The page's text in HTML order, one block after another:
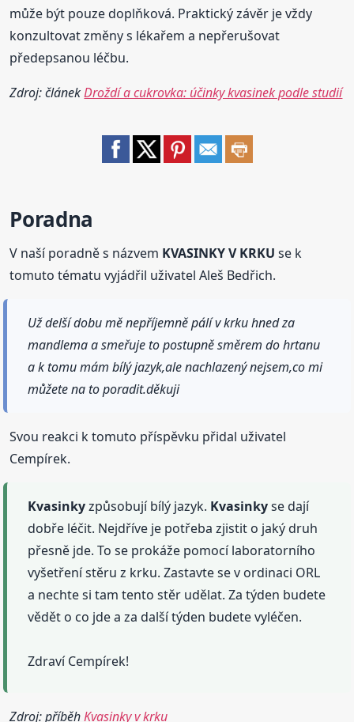
může být pouze doplňková. Praktický závěr je vždy
konzultovat změny s lékařem a nepřerušovat
předepsanou léčbu.
Zdroj: článekDroždí a cukrovka: účinky kvasinek podle studií
Poradna
V naší poradně s názvem KVASINKY V KRKU se k
tomuto tématu vyjádřil uživatel Aleš Bedřich.
Už delší dobu mě nepříjemně pálí v krku hned za
mandlema a smeřuje to postupně směrem do hrtanu
a k tomu mám bílý jazyk,ale nachlazený nejsem,co mi
můžete na to poradit.děkuji
Svou reakci k tomuto příspěvku přidal uživatel
Cempírek.
Kvasinkyzpůsobují bílý jazyk. Kvasinkyse dají
dobře léčit. Nejdříve je potřeba zjistit o jaký druh
přesně jde. To se prokáže pomocí laboratorního
vyšetření stěru z krku. Zastavte se v ordinaci ORL
a nechte si tam tento stěr udělat. Za týden budete
vědět o co jde a za další týden budete vyléčen.
Zdraví Cempírek!
Zdroj: příběhKvasinky v krku